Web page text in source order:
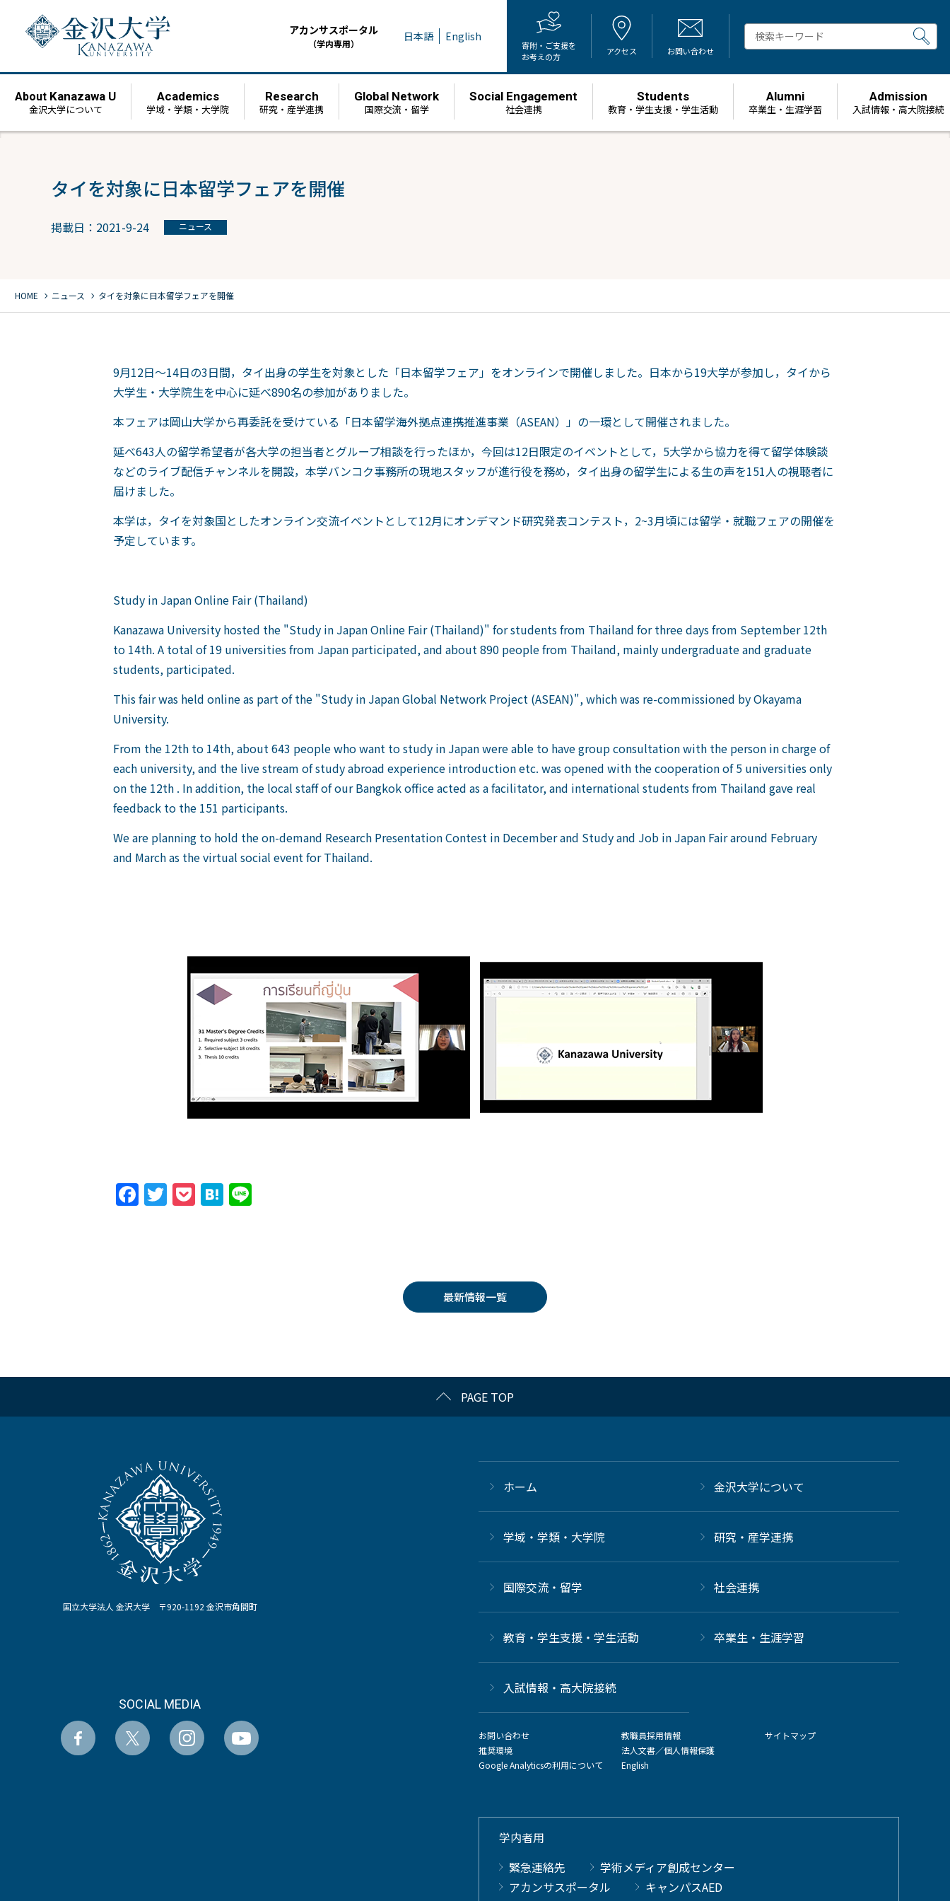
アカンサスポータル
（学内専用） 日本語 English
寄附・ご支援を
お考えの方
アクセス お問い合わせ
About Kanazawa U
金沢大学について
Academics
学域・学類・大学院
Research
研究・産学連携
Global Network
国際交流・留学
Social Engagement
社会連携
Students
教育・学生支援・学生活動
Alumni
卒業生・生涯学習
Admission
⼊試情報・高大院接続
タイを対象に日本留学フェアを開催
掲載日：2021-9-24 ニュース
HOME chevron_right ニュース chevron_right タイを対象に日本留学フェアを開催
9月12日～14日の3日間，タイ出身の学生を対象とした「日本留学フェア」をオンラインで開催しました。日本から19大学が参加し，タイから
大学生・大学院生を中心に延べ890名の参加がありました。
本フェアは岡山大学から再委託を受けている「日本留学海外拠点連携推進事業（ASEAN）」の一環として開催されました。
延べ643人の留学希望者が各大学の担当者とグループ相談を行ったほか，今回は12日限定のイベントとして，5大学から協力を得て留学体験談
などのライブ配信チャンネルを開設，本学バンコク事務所の現地スタッフが進行役を務め，タイ出身の留学生による生の声を151人の視聴者に
届けました。
本学は，タイを対象国としたオンライン交流イベントとして12月にオンデマンド研究発表コンテスト，2~3月頃には留学・就職フェアの開催を
予定しています。
Study in Japan Online Fair (Thailand)
Kanazawa University hosted the "Study in Japan Online Fair (Thailand)" for students from Thailand for three days from September 12th
to 14th. A total of 19 universities from Japan participated, and about 890 people from Thailand, mainly undergraduate and graduate
students, participated.
This fair was held online as part of the "Study in Japan Global Network Project (ASEAN)", which was re-commissioned by Okayama
University.
From the 12th to 14th, about 643 people who want to study in Japan were able to have group consultation with the person in charge of
each university, and the live stream of study abroad experience introduction etc. was opened with the cooperation of 5 universities only
on the 12th . In addition, the local staff of our Bangkok office acted as a facilitator, and international students from Thailand gave real
feedback to the 151 participants.
We are planning to hold the on-demand Research Presentation Contest in December and Study and Job in Japan Fair around February
and March as the virtual social event for Thailand.
Facebook
Twitter
PocketHatena
最新情報一覧
PAGE TOP
国立大学法人 金沢大学 〒920-1192 金沢市角間町
SOCIAL MEDIA
ホーム 金沢大学について
学域・学類・大学院 研究・産学連携
国際交流・留学 社会連携
教育・学生支援・学生活動 卒業生・生涯学習
⼊試情報・高大院接続
お問い合わせ
推奨環境
Google Analyticsの利用について
教職員採用情報
法人文書／個人情報保護
English
サイトマップ
学内者用
緊急連絡先
学術メディア創成センター
アカンサスポータル
キャンパスAED